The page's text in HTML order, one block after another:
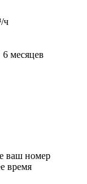
ч
6 месяцев
ваш номер
время